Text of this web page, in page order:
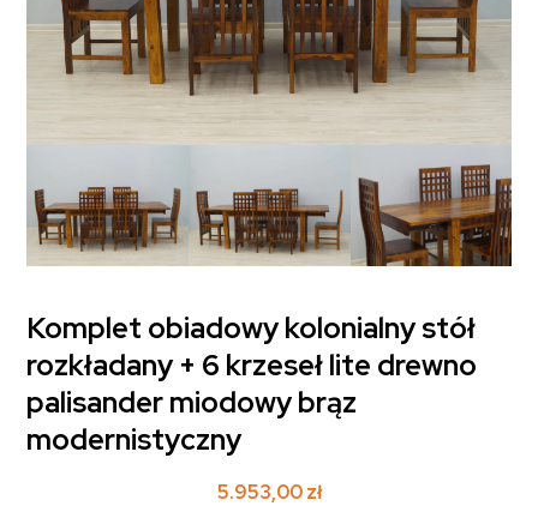
Komplet obiadowy kolonialny stół
rozkładany + 6 krzeseł lite drewno
palisander miodowy brąz
modernistyczny
5.953,00zł